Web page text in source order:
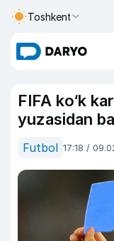
Toshkent
FIFA ko‘k
yuzasidan
Futbol 17:18 /